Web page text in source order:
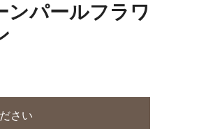
ンパールフラワ
さい